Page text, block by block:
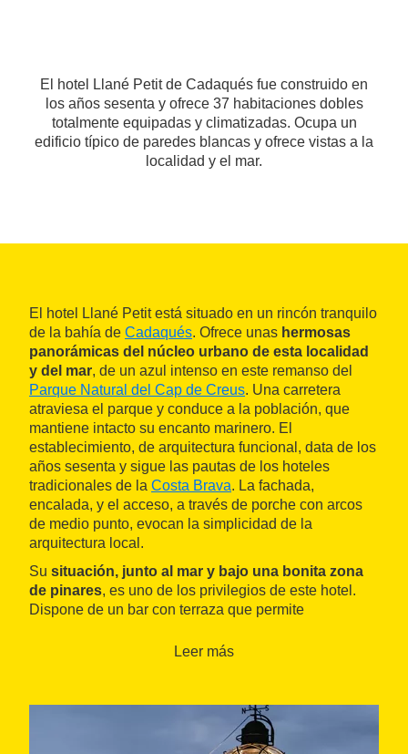
El hotel Llané Petit de Cadaqués fue construido en
los años sesenta y ofrece 37 habitaciones dobles
totalmente equipadas y climatizadas. Ocupa un
edificio típico de paredes blancas y ofrece vistas a la
localidad y el mar.
El hotel Llané Petit está situado en un rincón tranquilo
de la bahía de Cadaqués. Ofrece unas hermosas
panorámicas del núcleo urbano de esta localidad
y del mar, de un azul intenso en este remanso del
Parque Natural del Cap de Creus. Una carretera
atraviesa el parque y conduce a la población, que
mantiene intacto su encanto marinero. El
establecimiento, de arquitectura funcional, data de los
años sesenta y sigue las pautas de los hoteles
tradicionales de la Costa Brava. La fachada,
encalada, y el acceso, a través de porche con arcos
de medio punto, evocan la simplicidad de la
arquitectura local.
Su situación, junto al mar y bajo una bonita zona
de pinares, es uno de los privilegios de este hotel.
Dispone de un bar con terraza que permite
la tarde, mientras se saborea una copa. Al borde del
remodelación ha puesto al día los interiores, que
mantienen su sencillez y han sido equipados con
conexión a Internet. En las tres plantas se reparten las
Leer más